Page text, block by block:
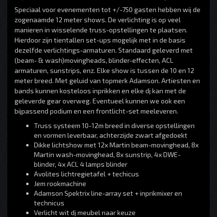
Speciaal voor evenementen tot +/-750 gasten hebben wij de
zogenaamde 12 meter shows. De verlichting is op veel
manieren in wisselende truss-opstellingen te plaatsen.
Hierdoor zijn tientallen set-ups mogelijk met in de basis
dezelfde verlichtings-armaturen. Standaard geleverd met
(beam- & wash)movingheads, blinder-effecten, ACL
armaturen, sunstrips, enz. Elke show is tussen de 10 en 12
meter breed. Met geluid van topmerk Adamson. Artiesten en
bands kunnen kosteloos inprikken en elke dj kan met de
geleverde gear overweg. Eventueel kunnen we ook een
bijpassend podium en een frontlicht-set meeleveren.
Truss systeem 10-12m breed in diverse opstellingen
en vormen leverbaar, achterzijde zwart afgedoekt
Dikke lichtshow met 12x Martin beam-movinghead, 8x
Martin wash-movinghead, 8x sunstrip, 4x DWE-
blinder, 4x ACL 4 lamps blinder
Avolites lichtregietafel + techicus
Jem rookmachine
Adamson Spektrix line-array set + inprikmixer en
technicus
Verlicht wit dj meubel naar keuze